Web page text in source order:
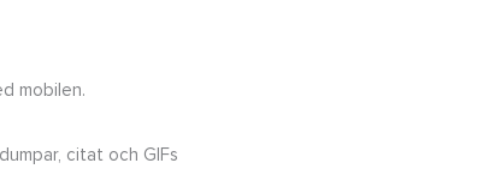
mobilen.
citat och GIFs